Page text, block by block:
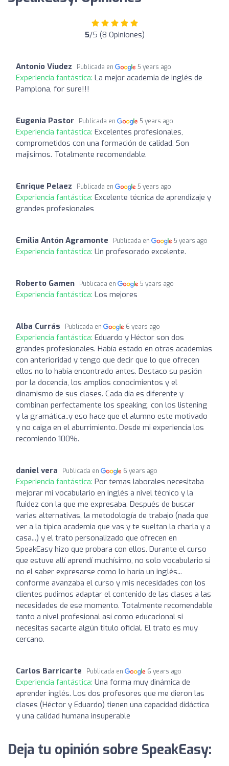
5/5 (8 Opiniones)
Antonio Viudez Publicada en 5 years ago
Experiencia fantástica: La mejor academia de inglés de
Pamplona, for sure!!!
Eugenia Pastor Publicada en 5 years ago
Experiencia fantástica: Excelentes profesionales,
comprometidos con una formación de calidad. Son
majìsimos. Totalmente recomendable.
Enrique Pelaez Publicada en 5 years ago
Experiencia fantástica: Excelente técnica de aprendizaje y
grandes profesionales
Emilia Antón Agramonte Publicada en 5 years ago
Experiencia fantástica: Un profesorado excelente.
Roberto Gamen Publicada en 5 years ago
Experiencia fantástica: Los mejores
Alba Currás Publicada en 6 years ago
Experiencia fantástica: Eduardo y Héctor son dos
grandes profesionales. Había estado en otras academias
con anterioridad y tengo que decir que lo que ofrecen
ellos no lo había encontrado antes. Destaco su pasión
por la docencia, los amplios conocimientos y el
dinamismo de sus clases. Cada día es diferente y
combinan perfectamente los speaking, con los listening
y la gramática..y eso hace que el alumno este motivado
y no caiga en el aburrimiento. Desde mi experiencia los
recomiendo 100%.
daniel vera Publicada en 6 years ago
Experiencia fantástica: Por temas laborales necesitaba
mejorar mi vocabulario en inglés a nivel técnico y la
fluidez con la que me expresaba. Después de buscar
varias alternativas, la metodología de trabajo (nada que
ver a la típica academia que vas y te sueltan la charla y a
casa...) y el trato personalizado que ofrecen en
SpeakEasy hizo que probara con ellos. Durante el curso
que estuve allí aprendí muchísimo, no solo vocabulario si
no el saber expresarse como lo haría un inglés...
conforme avanzaba el curso y mis necesidades con los
clientes pudimos adaptar el contenido de las clases a las
necesidades de ese momento. Totalmente recomendable
tanto a nivel profesional así como educacional si
necesitas sacarte algún titulo oficial. El trato es muy
cercano.
Carlos Barricarte Publicada en 6 years ago
Experiencia fantástica: Una forma muy dinámica de
aprender inglés. Los dos profesores que me dieron las
clases (Héctor y Eduardo) tienen una capacidad didáctica
y una calidad humana insuperable
Deja tu opinión sobre SpeakEasy: